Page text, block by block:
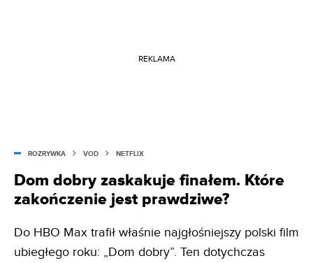
REKLAMA
ROZRYWKA VOD NETFLIX
Dom dobry zaskakuje finałem. Które
zakończenie jest prawdziwe?
Do HBO Max trafił właśnie najgłośniejszy polski film
ubiegłego roku: „Dom dobry”. Ten dotychczas